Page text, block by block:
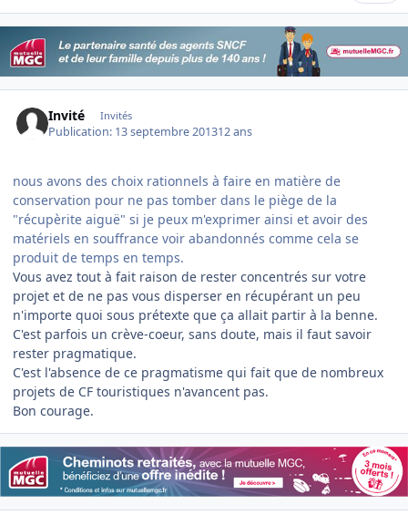
Invité Invités
Publication: 13 septembre 201312 ans
nous avons des choix rationnels à faire en matière de
conservation pour ne pas tomber dans le piège de la
"récupèrite aiguë" si je peux m'exprimer ainsi et avoir des
matériels en souffrance voir abandonnés comme cela se
produit de temps en temps.
Vous avez tout à fait raison de rester concentrés sur votre
projet et de ne pas vous disperser en récupérant un peu
n'importe quoi sous prétexte que ça allait partir à la benne.
C'est parfois un crève-coeur, sans doute, mais il faut savoir
rester pragmatique.
C'est l'absence de ce pragmatisme qui fait que de nombreux
projets de CF touristiques n'avancent pas.
Bon courage.